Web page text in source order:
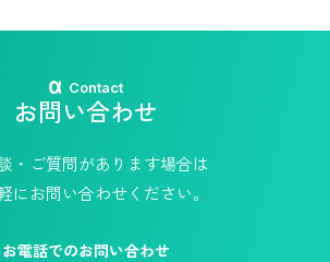
Contact
お問い合わせ
・ご質問があります場合は
にお問い合わせください。
お電話でのお問い合わせ